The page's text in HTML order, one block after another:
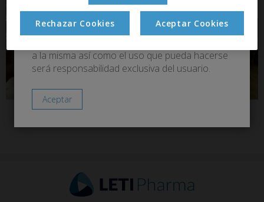
Esta página web contiene información técnica
a la misma así como el uso que pueda hacerse
será responsabilidad exclusiva del usuario.
Rechazar Cookies Aceptar Cookies